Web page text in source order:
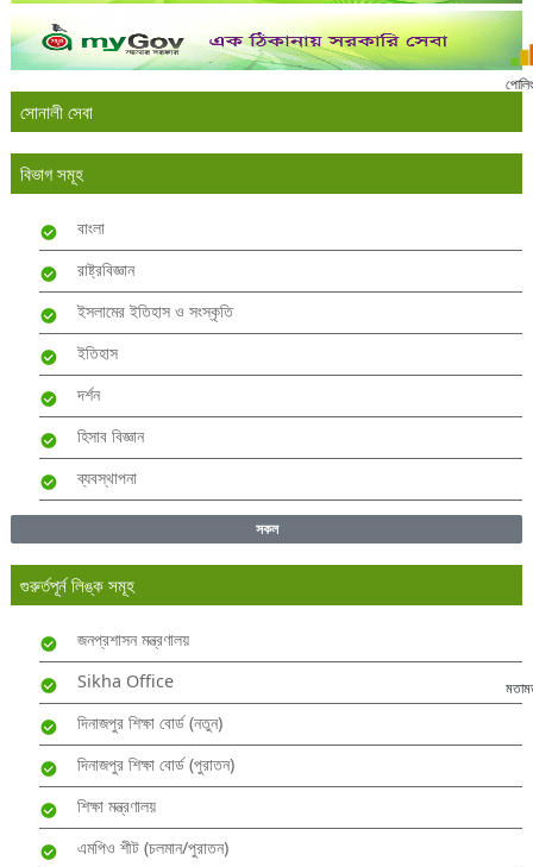
সোনালী সেবা
বিভাগ সমূহ
বাংলা
রাষ্ট্রবিজ্ঞান
ইসলামের ইতিহাস ও সংস্কৃতি
ইতিহাস
দর্শন
হিসাব বিজ্ঞান
ব্যবস্থাপনা
সকল
গুরুর্তপূর্ন লিঙ্ক সমূহ
জনপ্রশাসন মন্ত্রণালয়
Sikha Office
দিনাজপুর শিক্ষা বোর্ড (নতুন)
দিনাজপুর শিক্ষা বোর্ড (পুরাতন)
শিক্ষা মন্ত্রণালয়
এমপিও শীট (চলমান/পুরাতন)
পোলিং